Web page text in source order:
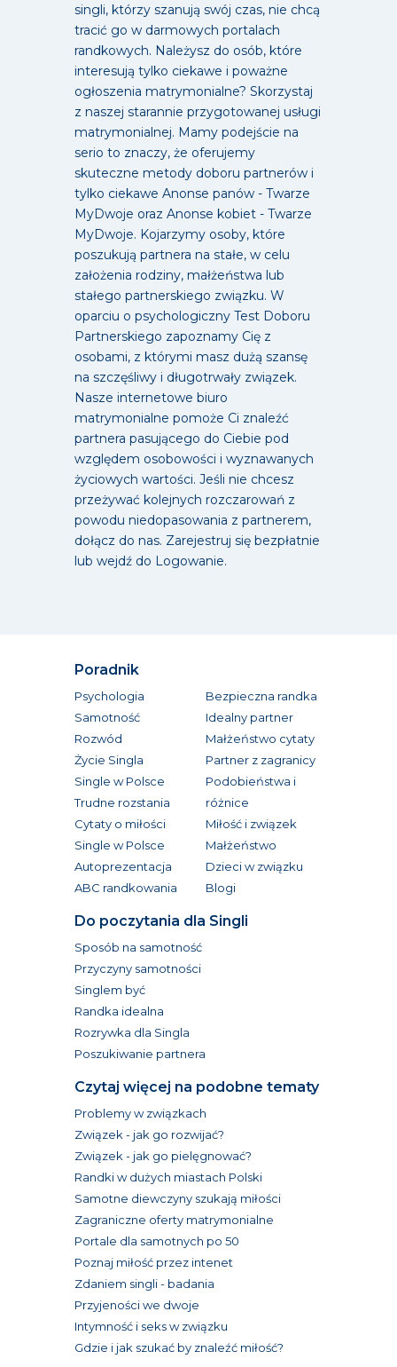
singli, którzy szanują swój czas, nie chcą
tracić go w darmowych portalach
randkowych. Należysz do osób, które
interesują tylko ciekawe i poważne
ogłoszenia matrymonialne? Skorzystaj
z naszej starannie przygotowanej usługi
matrymonialnej. Mamy podejście na
serio to znaczy, że oferujemy
skuteczne metody doboru partnerów i
tylko ciekawe Anonse panów - Twarze
MyDwoje oraz Anonse kobiet - Twarze
MyDwoje. Kojarzymy osoby, które
poszukują partnera na stałe, w celu
założenia rodziny, małżeństwa lub
stałego partnerskiego związku. W
oparciu o psychologiczny Test Doboru
Partnerskiego zapoznamy Cię z
osobami, z którymi masz dużą szansę
na szczęśliwy i długotrwały związek.
Nasze internetowe biuro
matrymonialne pomoże Ci znaleźć
partnera pasującego do Ciebie pod
względem osobowości i wyznawanych
życiowych wartości. Jeśli nie chcesz
przeżywać kolejnych rozczarowań z
powodu niedopasowania z partnerem,
dołącz do nas. Zarejestruj się bezpłatnie
lub wejdź do Logowanie.
Poradnik
Psychologia
Samotność
Rozwód
Życie Singla
Single w Polsce
Trudne rozstania
Cytaty o miłości
Single w Polsce
Autoprezentacja
ABC randkowania
Bezpieczna randka
Idealny partner
Małżeństwo cytaty
Partner z zagranicy
Podobieństwa i
różnice
Miłość i związek
Małżeństwo
Dzieci w związku
Blogi
Do poczytania dla Singli
Sposób na samotność
Przyczyny samotności
Singlem być
Randka idealna
Rozrywka dla Singla
Poszukiwanie partnera
Czytaj więcej na podobne tematy
Problemy w związkach
Związek - jak go rozwijać?
Związek - jak go pielęgnować?
Randki w dużych miastach Polski
Samotne diewczyny szukają miłości
Zagraniczne oferty matrymonialne
Portale dla samotnych po 50
Poznaj miłość przez intenet
Zdaniem singli - badania
Przyjeności we dwoje
Intymność i seks w związku
Gdzie i jak szukać by znaleźć miłość?